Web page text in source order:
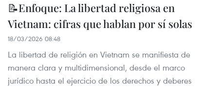
📝Enfoque: La libertad religiosa en
Vietnam: cifras que hablan por sí solas
18/03/2026 08:48
La libertad de religión en Vietnam se manifiesta de
manera clara y multidimensional, desde el marco
jurídico hasta el ejercicio de los derechos y deberes